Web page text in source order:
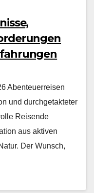
Aben­teuer­reisen
und durchge­tak­teter
Reisende
aus aktiv­en
Der Wun­sch,